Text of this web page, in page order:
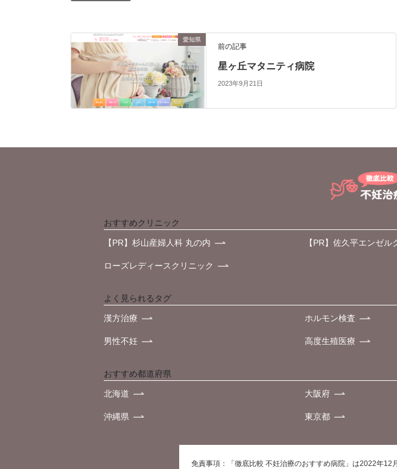
愛知県
前の記事
星ヶ丘マタニティ病院
2023年9月21日
おすすめクリニック
【PR】杉山産婦人科 丸の内 【PR】佐久平エンゼル
ローズレディースクリニック
よく見られるタグ
漢方治療 ホルモン検査
男性不妊 高度生殖医療
おすすめ都道府県
北海道 大阪府
沖縄県 東京都
免責事項：「徹底比較 不妊治療のおすすめ病院」は2022年